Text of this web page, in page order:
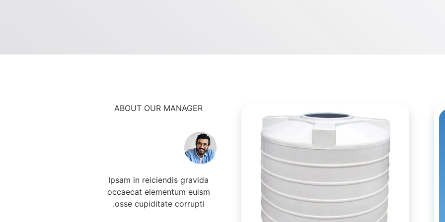
ABOUT OUR MANAGER
Ipsam in reiciendis gravida
occaecat elementum euism
osse cupiditate corrupti.